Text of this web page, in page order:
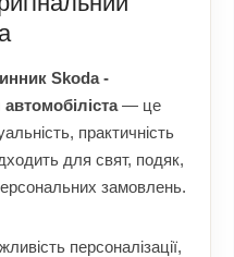
Skoda -
— це
практичність
для свят, подяк,
замовлень.
персоналізації,